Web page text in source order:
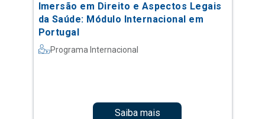
Imersão em Direito e Aspectos Legais
da Saúde: Módulo Internacional em
Portugal
Programa Internacional
Saiba mais